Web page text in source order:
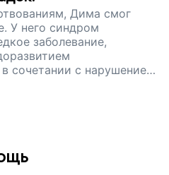
Дима смог
У него синдром
заболевание,
сочетании с нарушением
костей скелета. Спасибо
Димы подберут
сможет полноценно